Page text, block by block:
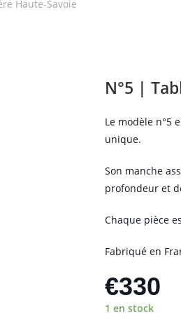
N°5 |
Le modèle n°5
unique.
Son manche
profondeur et
Chaque pièce
Fabriqué en
€330
1 en stock